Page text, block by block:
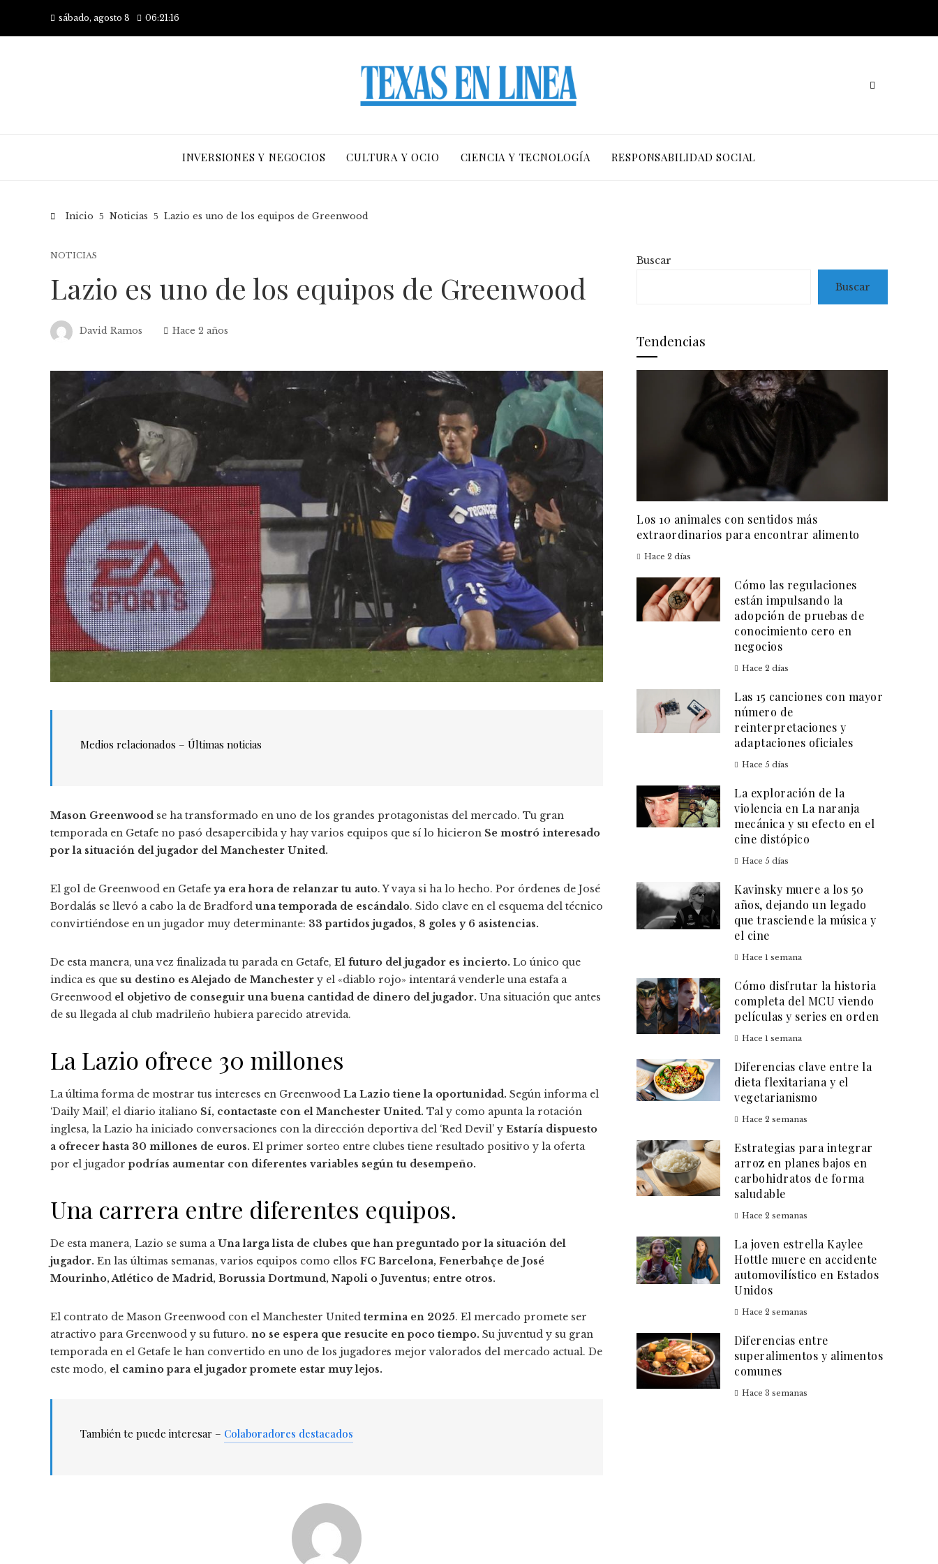
sábado, agosto 8 06:21:17
INVERSIONES Y NEGOCIOS CULTURA Y OCIO CIENCIA Y TECNOLOGÍA RESPONSABILIDAD SOCIAL
Inicio Noticias Lazio es uno de los equipos de Greenwood
NOTICIAS
Lazio es uno de los equipos de Greenwood
David Ramos Hace 2 años
Medios relacionados – Últimas noticias
Mason Greenwood se ha transformado en uno de los grandes protagonistas del mercado. Tu gran
temporada en Getafe no pasó desapercibida y hay varios equipos que sí lo hicieron Se mostró interesado
por la situación del jugador del Manchester United.
El gol de Greenwood en Getafe ya era hora de relanzar tu auto. Y vaya si ha lo hecho. Por órdenes de José
Bordalás se llevó a cabo la de Bradforduna temporada de escándalo. Sido clave en el esquema del técnico
convirtiéndose en un jugador muy determinante: 33 partidos jugados, 8 goles y 6 asistencias.
De esta manera, una vez finalizada tu parada en Getafe, El futuro del jugador es incierto. Lo único que
indica es que su destino es Alejado de Manchester y el «diablo rojo» intentará venderle una estafa a
Greenwood el objetivo de conseguir una buena cantidad de dinero del jugador. Una situación que antes
de su llegada al club madrileño hubiera parecido atrevida.
La Lazio ofrece 30 millones
La última forma de mostrar tus intereses en Greenwood La Lazio tiene la oportunidad. Según informa el
‘Daily Mail’, el diario italiano Sí, contactaste con el Manchester United. Tal y como apunta la rotación
inglesa, la Lazio ha iniciado conversaciones con la dirección deportiva del ‘Red Devil’ y Estaría dispuesto
a ofrecer hasta 30 millones de euros. El primer sorteo entre clubes tiene resultado positivo y la oferta
por el jugadorpodrías aumentar con diferentes variables según tu desempeño.
Una carrera entre diferentes equipos.
De esta manera, Lazio se suma a Una larga lista de clubes que han preguntado por la situación del
jugador. En las últimas semanas, varios equipos como ellos FC Barcelona, ​​​​Fenerbahçe de José
Mourinho, Atlético de Madrid, Borussia Dortmund, Napoli o Juventus; entre otros.
El contrato de Mason Greenwood con el Manchester United termina en 2025. El mercado promete ser
atractivo para Greenwood y su futuro. no se espera que resucite en poco tiempo. Su juventud y su gran
temporada en el Getafe le han convertido en uno de los jugadores mejor valorados del mercado actual. De
este modo, el camino para el jugador promete estar muy lejos.
También te puede interesar – Colaboradores destacados
Buscar
Buscar
Tendencias
Los 10 animales con sentidos más
extraordinarios para encontrar alimento
Hace 2 días
Cómo las regulaciones
están impulsando la
adopción de pruebas de
conocimiento cero en
negocios
Hace 2 días
Las 15 canciones con mayor
número de
reinterpretaciones y
adaptaciones oficiales
Hace 5 días
La exploración de la
violencia en La naranja
mecánica y su efecto en el
cine distópico
Hace 5 días
Kavinsky muere a los 50
años, dejando un legado
que trasciende la música y
el cine
Hace 1 semana
Cómo disfrutar la historia
completa del MCU viendo
películas y series en orden
Hace 1 semana
Diferencias clave entre la
dieta flexitariana y el
vegetarianismo
Hace 2 semanas
Estrategias para integrar
arroz en planes bajos en
carbohidratos de forma
saludable
Hace 2 semanas
La joven estrella Kaylee
Hottle muere en accidente
automovilístico en Estados
Unidos
Hace 2 semanas
Diferencias entre
superalimentos y alimentos
comunes
Hace 3 semanas